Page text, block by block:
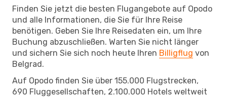
Finden Sie jetzt die besten Flugangebote auf Opodo
und alle Informationen, die Sie für Ihre Reise
benötigen. Geben Sie Ihre Reisedaten ein, um Ihre
Buchung abzuschließen. Warten Sie nicht länger
und sichern Sie sich noch heute Ihren Billigflug von
Belgrad.
Auf Opodo finden Sie über 155.000 Flugstrecken,
690 Fluggesellschaften, 2.100.000 Hotels weltweit